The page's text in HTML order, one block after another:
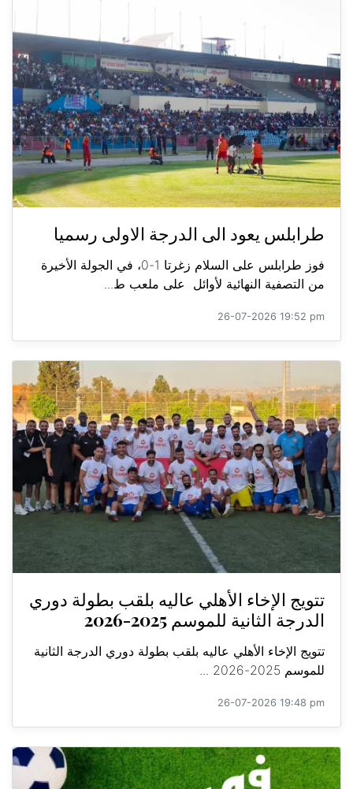
طرابلس يعود الى الدرجة الاولى رسميا
فوز طرابلس على السلام زغرتا 1-0، في الجولة الأخيرة
من التصفية النهائية لأوائل على ملعب ط...
26-07-2026 19:52 pm
تتويج الإخاء الأهلي عاليه بلقب بطولة دوري
الدرجة الثانية للموسم 2025-2026
تتويج الإخاء الأهلي عاليه بلقب بطولة دوري الدرجة الثانية
للموسم 2025-2026 ...
26-07-2026 19:48 pm